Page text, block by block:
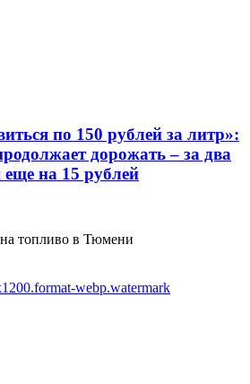
по 150 рублей за литр»:
дорожать – за два
на 15 рублей
топливо в Тюмени